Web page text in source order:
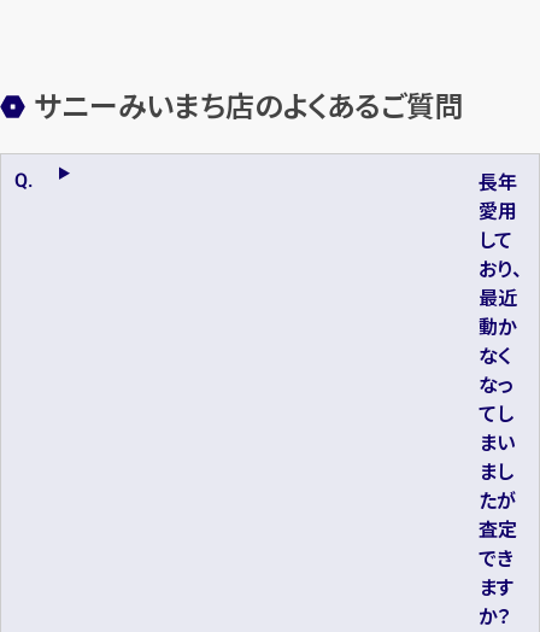
サニーみいまち店のよくあるご質問
長年
愛用
して
おり、
最近
動か
なく
なっ
てし
まい
まし
たが
査定
でき
ます
か？